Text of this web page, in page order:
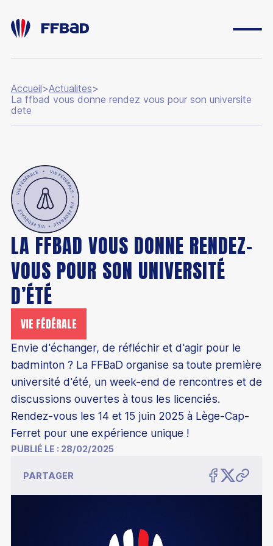
ESPACE DIRIGEANT
BOUTIQUE
YONEX IFB
CARRIÈRES
Découvrir le badminton
Découvrir le para-badminton
Comment jouer au badminton
S'équiper pour jouer
Trouver un club
Comment devenir champion
Parcours de performance fédérale
Les structures d'entraînement permanentes
Les collectifs France
Collectif France Séniors
Éducation
Badminton scolaire et universitaire
Être encadrant
Formations bénévoles
Présentation
Les bonnes raisons de s'affilier
Accueil>Actualites>
La ffbad vous donne rendez vous pour son universite
dete
LA FFBAD VOUS DONNE RENDEZ-
VOUS POUR SON UNIVERSITÉ
D’ÉTÉ
VIE FÉDÉRALE
Envie d'échanger, de réfléchir et d'agir pour le
badminton ? La FFBaD organise sa toute première
université d'été, un week-end de rencontres et de
discussions ouvertes à tous les licenciés.
Rendez-vous les 14 et 15 juin 2025 à Lège-Cap-
Ferret pour une expérience unique !
PUBLIÉ LE : 28/02/2025
PARTAGER